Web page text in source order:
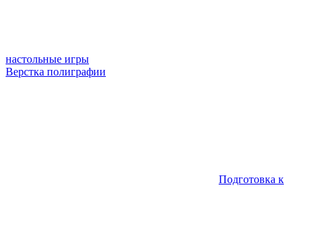
настольные игры
Верстка полиграфии
Подготовка к